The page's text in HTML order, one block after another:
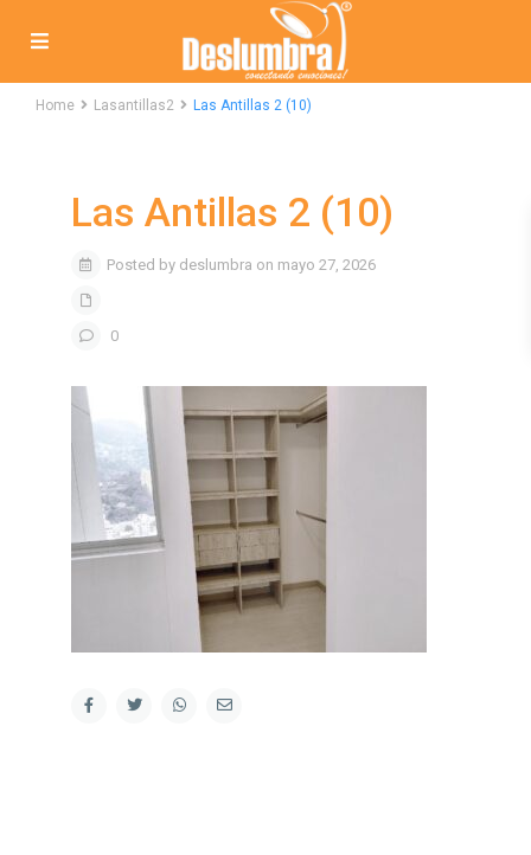
Home Lasantillas2 Las Antillas 2 (10)
Las Antillas 2 (10)
Posted by deslumbra on mayo 27, 2026
0